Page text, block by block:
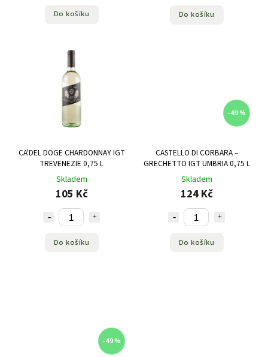
Do košíku Do košíku
CA'DEL DOGE CHARDONNAY IGT
TREVENEZIE 0,75 L
Skladem
105 Kč
Do košíku
–49 %
CASTELLO DI CORBARA –
GRECHETTO IGT UMBRIA 0,75 L
Skladem
124 Kč
Do košíku
–49 %